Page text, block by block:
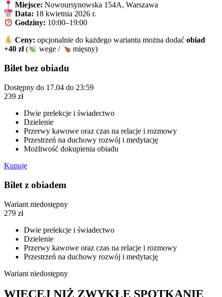
Miejsce: Nowoursynowska 154A, Warszawa
Data: 18 kwietnia 2026 r.
Godziny: 10:00–19:00
Ceny: opcjonalnie do każdego wariantu można dodaćobiad
+40 zł( wege / mięsny)
Bilet bez obiadu
Dostępny do 17.04 do 23:59
239 zł
Dwie prelekcje i świadectwo
Dzielenie
Przerwy kawowe oraz czas na relacje i rozmowy
Przestrzeń na duchowy rozwój i medytację
Możliwość dokupienia obiadu
Kupuję
Bilet z obiadem
Wariant niedostępny
279 zł
Dwie prelekcje i świadectwo
Dzielenie
Przerwy kawowe oraz czas na relacje i rozmowy
Przestrzeń na duchowy rozwój i medytację
Wariant niedostępny
WIĘCEJ NIŻ ZWYKŁE SPOTKANIE